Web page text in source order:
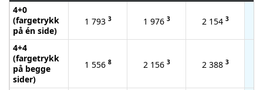
4+0
(fargetrykk
på én side)
1 793 3 1 976 3 2 154 3
4+4
(fargetrykk
på begge
sider)
1 556 8 2 156 3 2 388 3